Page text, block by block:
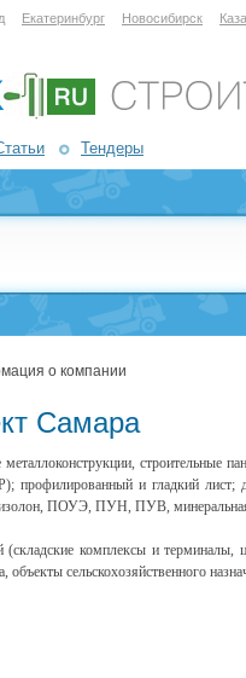
Екатеринбург Новосибирск
Тендеры
о компании
Самара
строительные
профилированный и гладкий
изолон, ПОУЭ, ПУН, ПУВ, минеральная
(складские комплексы и терминалы,
сельскохозяйственного